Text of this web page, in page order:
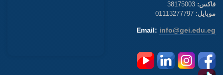
فاكس:
موبايل:
Email: info@gei.edu.eg